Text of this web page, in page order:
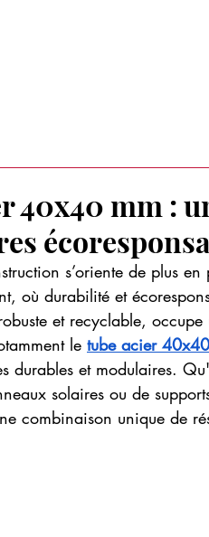
40x40 mm :
s’oriente de plus
où durabilité et
et recyclable,
le tube acier 40x40
durables et modulaires.
solaires ou de
combinaison unique de